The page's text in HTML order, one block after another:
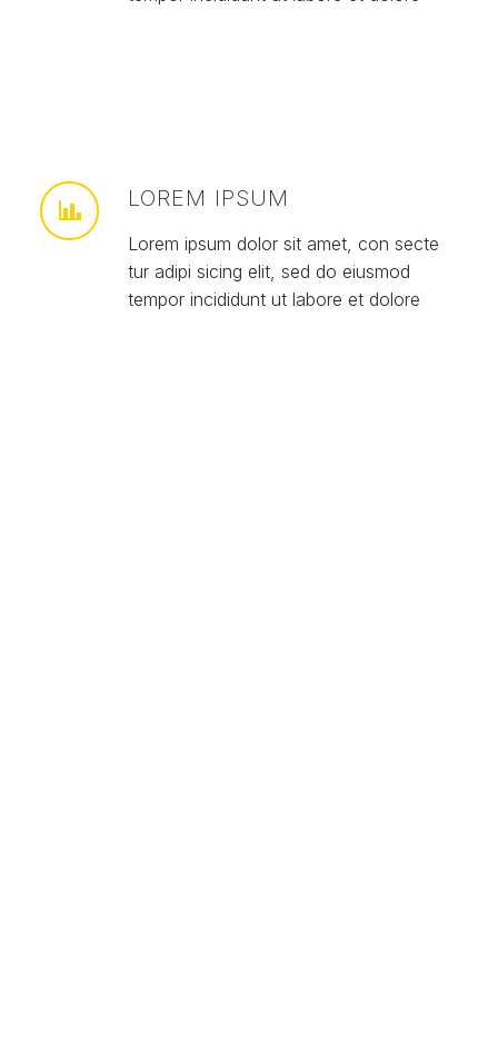
LOREM IPSUM
Lorem ipsum dolor sit amet, con secte
tur adipi sicing elit, sed do eiusmod
tempor incididunt ut labore et dolore